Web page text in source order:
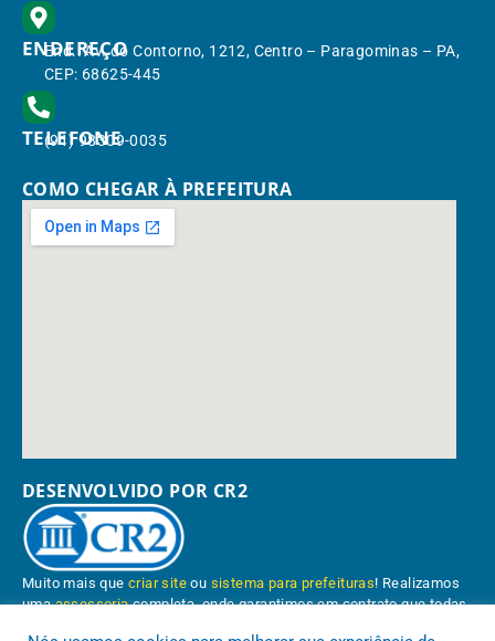
ENDEREÇO
End.: Av. do Contorno, 1212, Centro – Paragominas – PA,
CEP: 68625-445
TELEFONE
(91) 98309-0035
COMO CHEGAR À PREFEITURA
DESENVOLVIDO POR CR2
Muito mais quecriar site ou sistema para prefeituras! Realizamos
umaassessoriacompleta, onde garantimos em contrato que todas